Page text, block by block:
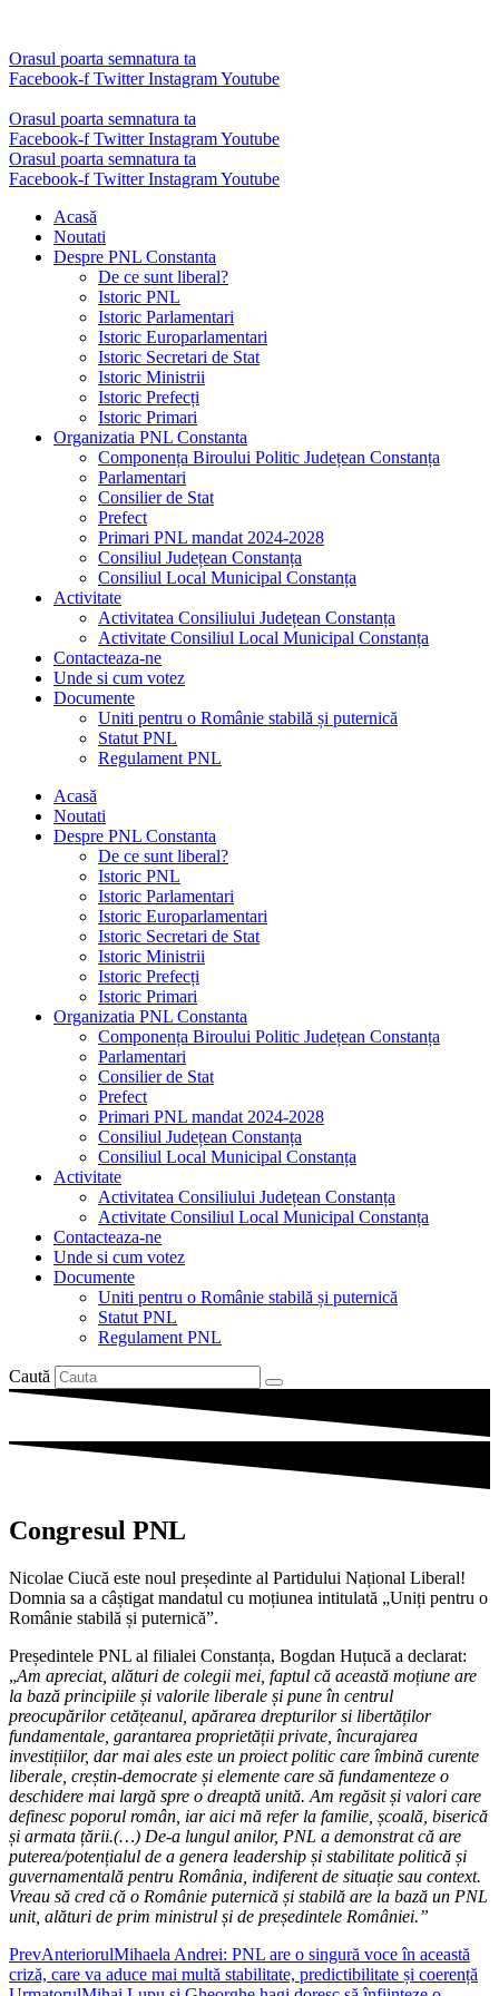
conținut
Orasul poarta semnatura ta
Facebook-f Twitter InstagramYoutube
Orasul poarta semnatura ta
Facebook-f Twitter InstagramYoutube
Orasul poarta semnatura ta
Facebook-f Twitter InstagramYoutube
Acasă
Noutati
Despre PNL Constanta
De ce sunt liberal?
Istoric PNL
Istoric Parlamentari
Istoric Europarlamentari
Istoric Secretari de Stat
Istoric Ministrii
Istoric Prefecți
Istoric Primari
Organizatia PNL Constanta
Componența Biroului Politic Județean Constanța
Parlamentari
Consilier de Stat
Prefect
Primari PNL mandat 2024-2028
Consiliul Județean Constanța
Consiliul Local Municipal Constanța
Activitate
Activitatea Consiliului Județean Constanța
Activitate Consiliul Local Municipal Constanța
Contacteaza-ne
Unde si cum votez
Documente
Uniti pentru o Românie stabilă și puternică
Statut PNL
Regulament PNL
Acasă
Noutati
Despre PNL Constanta
De ce sunt liberal?
Istoric PNL
Istoric Parlamentari
Istoric Europarlamentari
Istoric Secretari de Stat
Istoric Ministrii
Istoric Prefecți
Istoric Primari
Organizatia PNL Constanta
Componența Biroului Politic Județean Constanța
Parlamentari
Consilier de Stat
Prefect
Primari PNL mandat 2024-2028
Consiliul Județean Constanța
Consiliul Local Municipal Constanța
Activitate
Activitatea Consiliului Județean Constanța
Activitate Consiliul Local Municipal Constanța
Contacteaza-ne
Unde si cum votez
Documente
Uniti pentru o Românie stabilă și puternică
Statut PNL
Regulament PNL
Caută
Congresul PNL
Nicolae Ciucă este noul președinte al Partidului Național Liberal!
Domnia sa a câștigat mandatul cu moțiunea intitulată „Uniți pentru o
Românie stabilă și puternică”.
Președintele PNL al filialei Constanța, Bogdan Huțucă a declarat:
„Am apreciat, alături de colegii mei, faptul că această moțiune are
la bază principiile și valorile liberale și pune în centrul
preocupărilor cetățeanul, apărarea drepturilor si libertăților
fundamentale, garantarea proprietății private, încurajarea
investițiilor, dar mai ales este un proiect politic care îmbină curente
liberale, creștin-democrate și elemente care să fundamenteze o
deschidere mai largă spre o dreaptă unită. Am regăsit și valori care
definesc poporul român, iar aici mă refer la familie, școală, biserică
și armata țării.(…) De-a lungul anilor, PNL a demonstrat că are
puterea/potențialul de a genera leadership și stabilitate politică și
guvernamentală pentru România, indiferent de situație sau context.
Vreau să cred că o Românie puternică și stabilă are la bază un PNL
unit, alături de prim ministrul și de președintele României.”
PrevAnteriorulMihaela Andrei: PNL are o singură voce în această
criză, care va aduce mai multă stabilitate, predictibilitate și coerență